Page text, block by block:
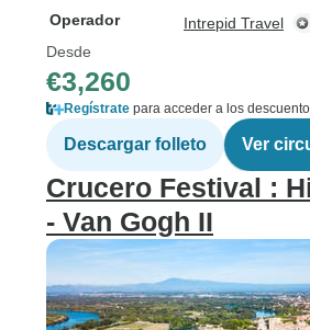
Operador
Intrepid Travel
Desde
€3,260
Regístrate para acceder a los
Descargar folleto Ver
Crucero Festival :
- Van Gogh II